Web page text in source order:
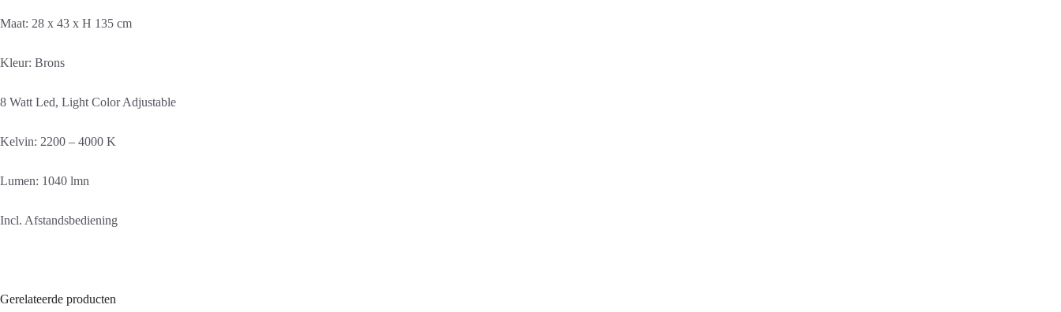
Maat: 28 x 43 x H 135 cm
Kleur: Brons
8 Watt Led, Light Color Adjustable
Kelvin: 2200 – 4000 K
Lumen: 1040 lmn
Incl. Afstandsbediening
Gerelateerde producten